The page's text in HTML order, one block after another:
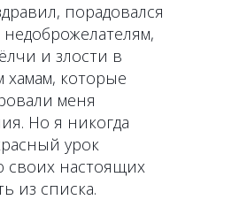
порадовался
и злости в
хамам, которые
меня
Но я никогда
урок
своих настоящих
из списка.